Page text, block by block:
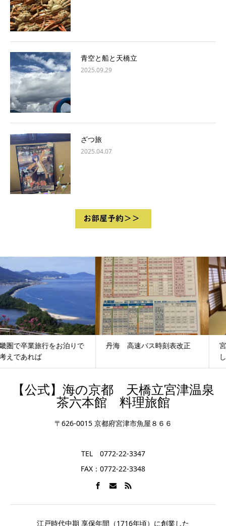
青空と船と天橋立
2025.09.29
ざつ旅
2025.04.07
丹海 高速バス時刻表改正
宮津で忘年会を旅館でとお探
【公式】海の京都 天橋立宮津温泉
茶六本館 料理旅館
〒626-0015 京都府宮津市魚屋８６６
TEL 0772-22-3347
FAX：0772-22-3348
江戸時代中期 享保年間（1716年頃）に創業した